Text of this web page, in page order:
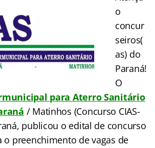
o
concur
seiros(
as) do
Paraná!
O
para Aterro Sanitário
/ Matinhos (Concurso CIAS-
publicou o edital de concurso
o preenchimento de vagas de